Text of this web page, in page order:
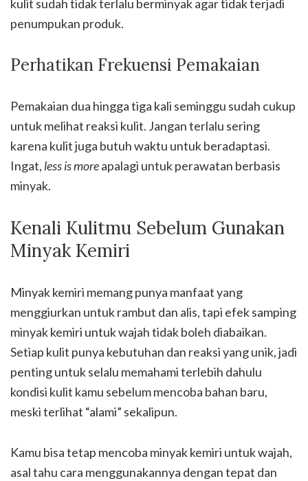
kulit sudah tidak terlalu berminyak agar tidak terjadi
penumpukan produk.
Perhatikan Frekuensi Pemakaian
Pemakaian dua hingga tiga kali seminggu sudah cukup
untuk melihat reaksi kulit. Jangan terlalu sering
karena kulit juga butuh waktu untuk beradaptasi.
Ingat,less is moreapalagi untuk perawatan berbasis
minyak.
Kenali Kulitmu Sebelum Gunakan
Minyak Kemiri
Minyak kemiri memang punya manfaat yang
menggiurkan untuk rambut dan alis, tapi efek samping
minyak kemiri untuk wajah tidak boleh diabaikan.
Setiap kulit punya kebutuhan dan reaksi yang unik, jadi
penting untuk selalu memahami terlebih dahulu
kondisi kulit kamu sebelum mencoba bahan baru,
meski terlihat “alami” sekalipun.
Kamu bisa tetap mencoba minyak kemiri untuk wajah,
asal tahu cara menggunakannya dengan tepat dan